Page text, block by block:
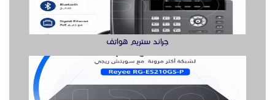
جراند ستريم هواتف